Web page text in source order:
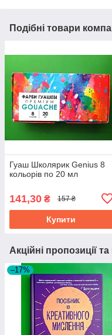
Подібні товари
Гуаш Школярик Genius 8
кольорів по 20 мл
141,30 ₴ 157 ₴
Купити
Акційні пропозиції
–17%